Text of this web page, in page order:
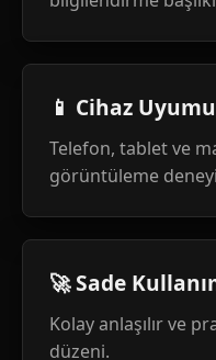
📱 Cihaz Uyumu
Telefon, tablet ve
görüntüleme
🚀 Sade
Kolay anlaşılır ve
düzeni.